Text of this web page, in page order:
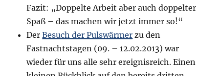
Fazit: „Doppelte Arbeit aber auch doppelter
Spaß – das machen wir jetzt immer so!“
DerBesuch der Pulswärmer zu den
Fastnachtstagen (09. – 12.02.2013) war
wieder für uns alle sehr ereignisreich.Einen